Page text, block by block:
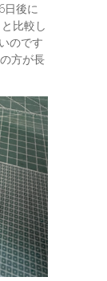
日後に
比較し
のです
方が長